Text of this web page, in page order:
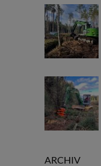
ARCHIV